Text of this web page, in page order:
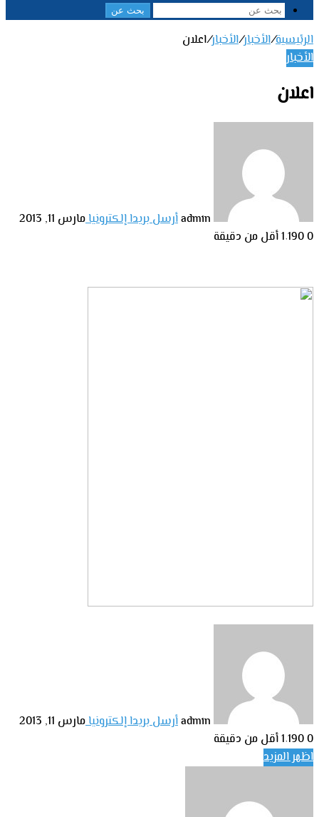
بحث عن
الرئيسية/الأخبار/الأخبار/اعلان
الأخبار
اعلان
adminأرسل بريدا إلكترونيامارس 11, 2013
0
أقل من دقيقة
adminأرسل بريدا إلكترونيامارس 11, 2013
0
أقل من دقيقة
اظهر المزيد